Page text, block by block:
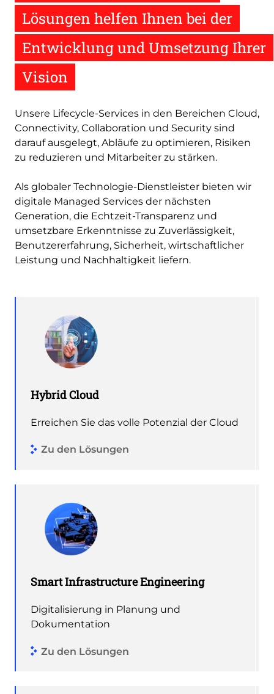
Lösungen helfen Ihnen bei der
Entwicklung und Umsetzung Ihrer
Vision
Unsere Lifecycle-Services in den Bereichen Cloud,
Connectivity, Collaboration und Security sind
darauf ausgelegt, Abläufe zu optimieren, Risiken
zu reduzieren und Mitarbeiter zu stärken.
Als globaler Technologie-Dienstleister bieten wir
digitale Managed Services der nächsten
Generation, die Echtzeit-Transparenz und
umsetzbare Erkenntnisse zu Zuverlässigkeit,
Benutzererfahrung, Sicherheit, wirtschaftlicher
Leistung und Nachhaltigkeit liefern.
Hybrid Cloud
Erreichen Sie das volle Potenzial der Cloud
Zu den Lösungen
Smart Infrastructure Engineering
Digitalisierung in Planung und
Dokumentation
Zu den Lösungen